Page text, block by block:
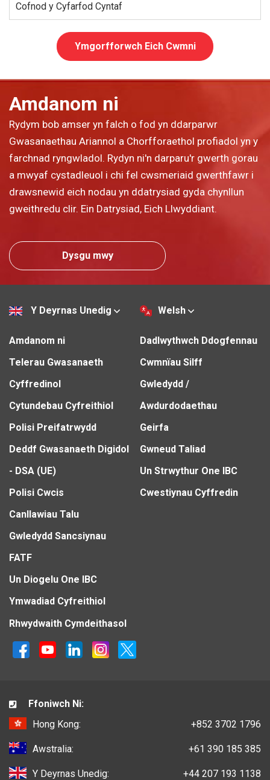
Cofnod y Cyfarfod Cyntaf
Ymgorfforwch Eich Cwmni
Amdanom ni
Rydym bob amser yn falch o fod yn ddarparwr
Gwasanaethau Ariannol a Chorfforaethol profiadol yn y
farchnad ryngwladol. Rydyn ni'n darparu'r gwerth gorau
a mwyaf cystadleuol i chi fel cwsmeriaid gwerthfawr i
drawsnewid eich nodau yn ddatrysiad gyda chynllun
gweithredu clir. Ein Datrysiad, Eich Llwyddiant.
Dysgu mwy
Y Deyrnas Unedig Welsh
Amdanom ni
Telerau Gwasanaeth
Cyffredinol
Cytundebau Cyfreithiol
Polisi Preifatrwydd
Deddf Gwasanaeth Digidol
- DSA (UE)
Polisi Cwcis
Canllawiau Talu
Gwledydd Sancsiynau
FATF
Un Diogelu One IBC
Ymwadiad Cyfreithiol
Dadlwythwch Ddogfennau
Cwmnïau Silff
Gwledydd /
Awdurdodaethau
Geirfa
Gwneud Taliad
Un Strwythur One IBC
Cwestiynau Cyffredin
Rhwydwaith Cymdeithasol
Ffoniwch Ni:
Hong Kong:
+852 3702 1796
Awstralia: +61 390 185 385
Y Deyrnas Unedig: +44 207 193 1138